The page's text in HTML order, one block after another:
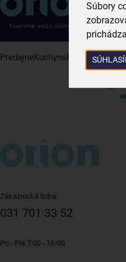
Súbory
PredajneKuchynské potreby
Zákaznická linka:
031 701 33 52
Po - Pia 7:00 - 16:00